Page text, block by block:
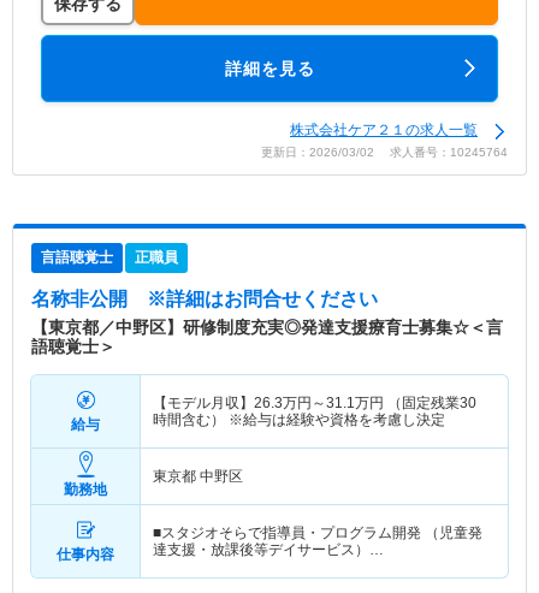
保存する
詳細を見る
株式会社ケア２１の求人一覧
更新日：2026/03/02 求人番号：10245764
言語聴覚士 正職員
名称非公開 ※詳細はお問合せください
【東京都／中野区】研修制度充実◎発達支援療育士募集☆＜言
語聴覚士＞
給与
【モデル月収】 26.3万円～31.1万円
（固定残業30
時間含む） ※給与は経験や資格を考慮し決定
勤務地
東京都 中野区
仕事内容
■スタジオそらで指導員・プログラム開発 （児童発
達支援・放課後等デイサービス）…